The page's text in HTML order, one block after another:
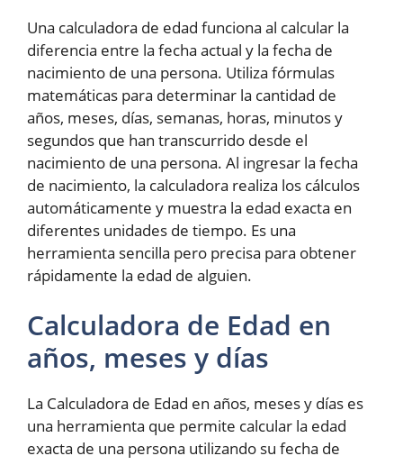
Una calculadora de edad funciona al calcular la
diferencia entre la fecha actual y la fecha de
nacimiento de una persona. Utiliza fórmulas
matemáticas para determinar la cantidad de
años, meses, días, semanas, horas, minutos y
segundos que han transcurrido desde el
nacimiento de una persona. Al ingresar la fecha
de nacimiento, la calculadora realiza los cálculos
automáticamente y muestra la edad exacta en
diferentes unidades de tiempo. Es una
herramienta sencilla pero precisa para obtener
rápidamente la edad de alguien.
Calculadora de Edad en
años, meses y días
La Calculadora de Edad en años, meses y días es
una herramienta que permite calcular la edad
exacta de una persona utilizando su fecha de